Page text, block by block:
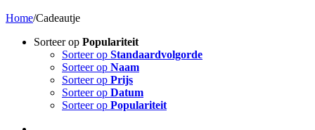
Home/Cadeautje
Sorteer op Populariteit
Sorteer op Standaardvolgorde
Sorteer op Naam
Sorteer op Prijs
Sorteer op Datum
Sorteer op Populariteit